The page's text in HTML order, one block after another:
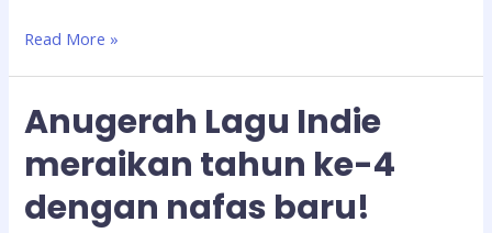
Read More »
Anugerah Lagu Indie
meraikan tahun ke-4
dengan nafas baru!